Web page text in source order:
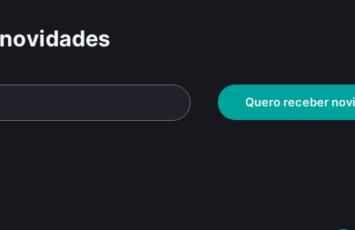
Quero receber